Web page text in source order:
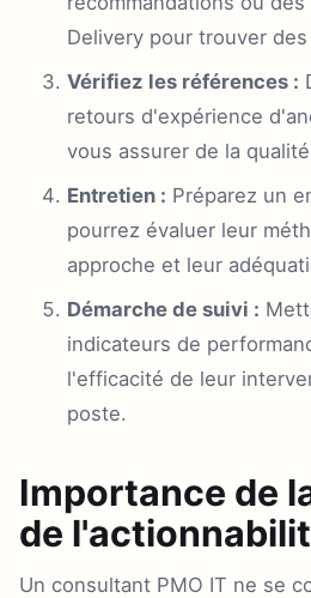
Delivery pour trouver
Vérifiez les références :
retours d'expérience
vous assurer de la
Entretien : Préparez un
pourrez évaluer leur
approche et leur
Démarche de suivi :
indicateurs de
l'efficacité de leur
poste.
Importance de
de
Un consultant PMO IT ne se